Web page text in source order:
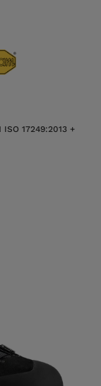
17249:2013 +